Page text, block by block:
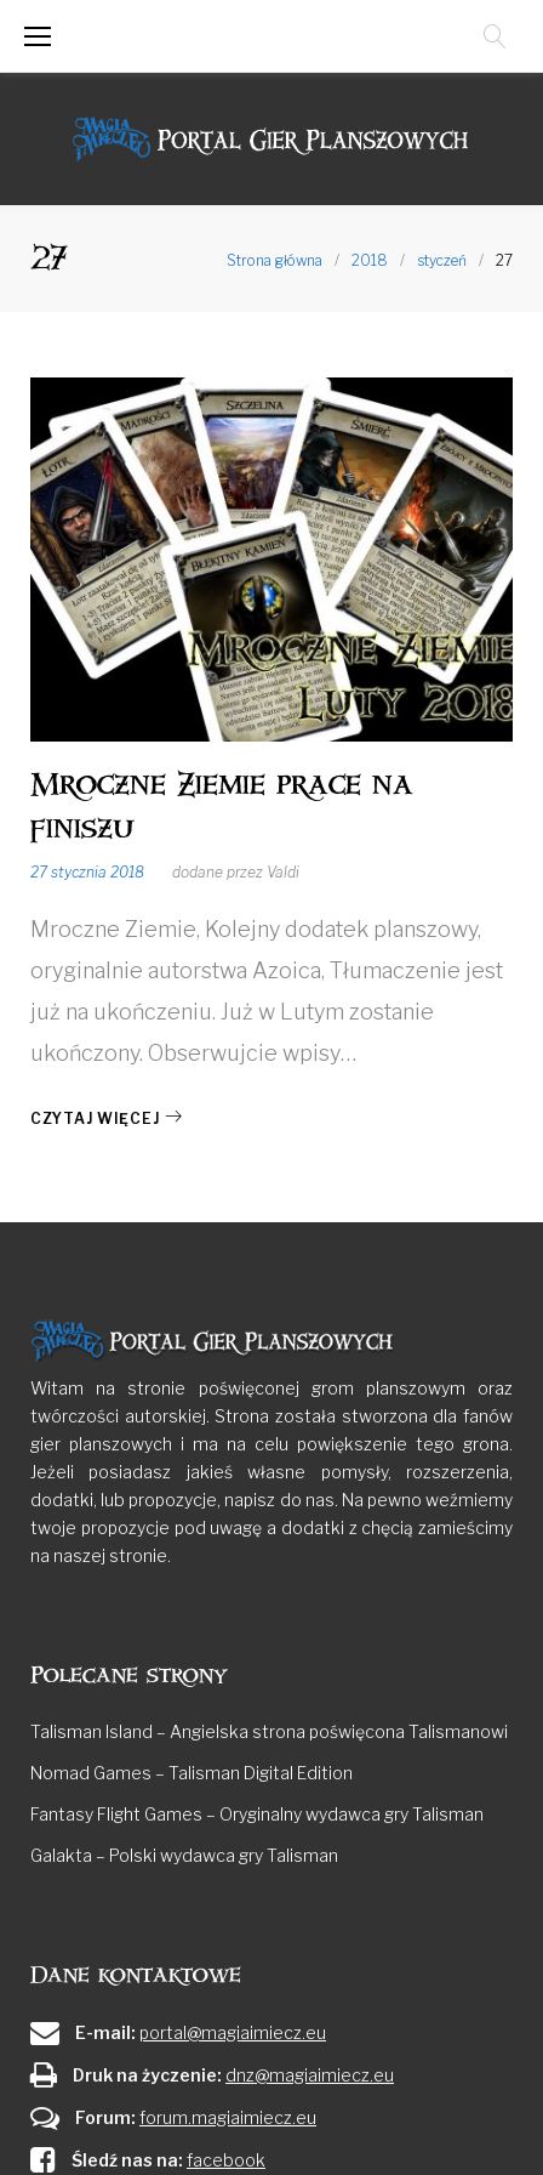
27 Strona główna / 2018 / styczeń / 27
Dzień:
2018-
01-
27
Mroczne Ziemie prace na
finiszu
27 stycznia 2018 dodane przez Valdi
Mroczne Ziemie, Kolejny dodatek planszowy,
oryginalnie autorstwa Azoica, Tłumaczenie jest
już na ukończeniu. Już w Lutym zostanie
ukończony. Obserwujcie wpisy…
CZYTAJ WIĘCEJ
Witam na stronie poświęconej grom planszowym oraz
twórczości autorskiej. Strona została stworzona dla fanów
gier planszowych i ma na celu powiększenie tego grona.
Jeżeli posiadasz jakieś własne pomysły, rozszerzenia,
dodatki, lub propozycje, napisz do nas. Na pewno weźmiemy
twoje propozycje pod uwagę a dodatki z chęcią zamieścimy
na naszej stronie.
Polecane strony
Talisman Island – Angielska strona poświęcona Talismanowi
Nomad Games – Talisman Digital Edition
Fantasy Flight Games – Oryginalny wydawca gry Talisman
Galakta – Polski wydawca gry Talisman
Dane kontaktowe
E-mail: portal@magiaimiecz.eu
Druk na życzenie: dnz@magiaimiecz.eu
Forum: forum.magiaimiecz.eu
Śledź nas na: facebook